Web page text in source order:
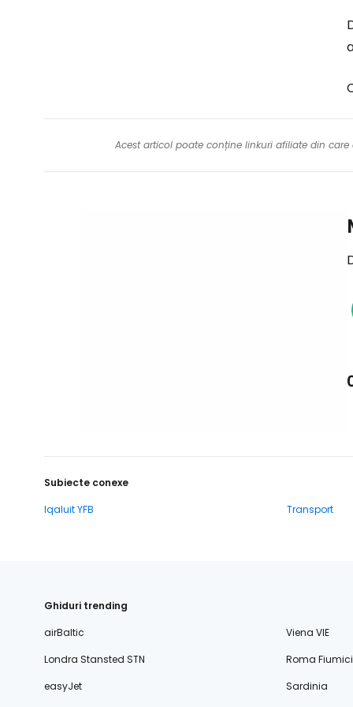
Acest articol poate conține linkuri afiliate din
Subiecte conexe
Iqaluit YFB
Transport
Ghiduri trending
airBaltic
Viena VIE
Londra Stansted STN
Roma
easyJet
Sardinia